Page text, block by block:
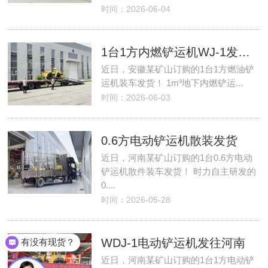
时间：2026-06-04
1台1方内燃铲运机WJ-1发往安徽
近日，安徽某矿山订购的1台1方燃油铲
运机装车发货！ 1m³地下内燃铲运...
时间：2026-06-03
0.6方电动铲运机散装发货
近日，河南某矿山订购的1台0.6方电动
铲运机散件装车发货！ 时力自主研发的
0....
时间：2026-05-28
WDJ-1电动铲运机发往河南
近日，河南某矿山订购的1台1方电动铲
有没有现货？